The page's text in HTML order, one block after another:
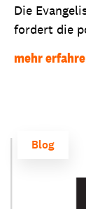
Die
fordert die
mehr
Blog